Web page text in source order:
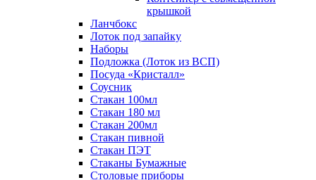
крышкой
Ланчбокс
Лоток под запайку
Наборы
Подложка (Лоток из ВСП)
Посуда «Кристалл»
Соусник
Стакан 100мл
Стакан 180 мл
Стакан 200мл
Стакан пивной
Стакан ПЭТ
Стаканы Бумажные
Столовые приборы